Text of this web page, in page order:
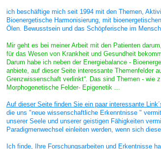
ich beschäftige mich seit 1994 mit den Themen,
Bioenergetische Harmonisierung, mit
Ölen. Bewusstsein und das Schöpferische im
Mir geht es bei meiner Arbeit mit den Patienten
für das Wesen von Krankheit und Gesundheit
Darum habe ich neben der Energiebalance -
anbiete, auf dieser Seite interessante Themenfelder
Grenzwissenschaft verlinkt“. Das sind Themen - wie
Morphogenetische Felder- Epigenetik ...
Auf dieser Seite finden Sie ein paar interessante
die uns "neue wissenschaftliche Erkenntnisse "
unserer Seele und unserer geistigen Fähigkeiten
Paradigmenwechsel einleiten werden, wenn sich
Ich finde, Ihre Forschungsarbeiten und Erkentnisse